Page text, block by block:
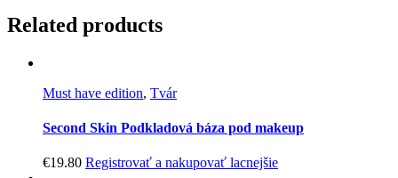
Related products
Must have edition, Tvár
Second Skin Podkladová báza pod makeup
€19.80 Registrovať a nakupovať lacnejšie